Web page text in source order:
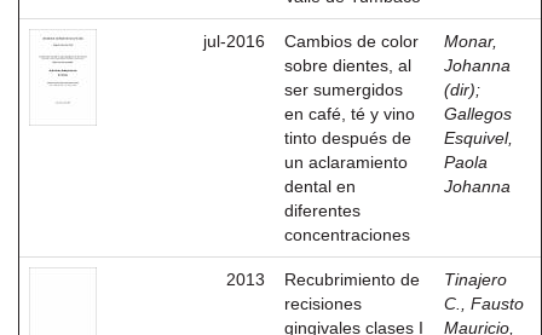
jul-2016
Cambios de color
sobre dientes, al
ser sumergidos
en café, té y vino
tinto después de
un aclaramiento
dental en
diferentes
concentraciones
Monar,
Johanna
(dir);
Gallegos
Esquivel,
Paola
Johanna
2013
Recubrimiento de
recisiones
gingivales clases I
Tinajero
C., Fausto
Mauricio,